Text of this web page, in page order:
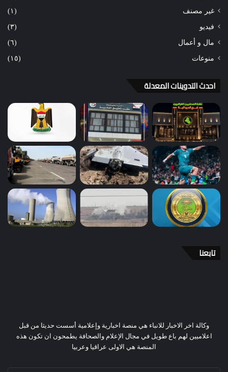
غير مصنف (١)
فيديو (٣)
مال و أعمال (٦)
منوعات (١٥)
احدث التدوينات المعدلة
تابعنا
وكالة اخر الاخبار للانباء هي منصة اخبارية وإعلامية أسست حديثا من قبل
اعلاميين لهم باع طويل في مجال الإعلام والصحافة يطمحون ان تكون هذه
المنصة هي الاولى عراقيا وعربيا